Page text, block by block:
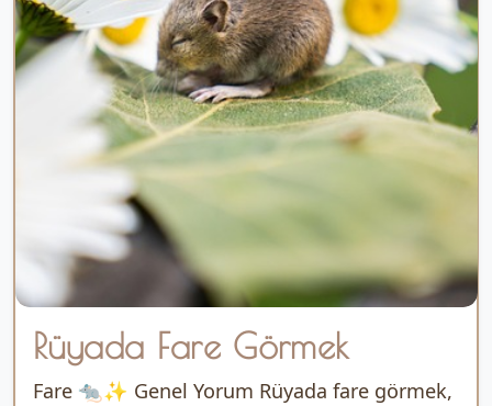
Rüyada Fare Görmek
Fare 🐀✨ Genel Yorum Rüyada fare görmek,